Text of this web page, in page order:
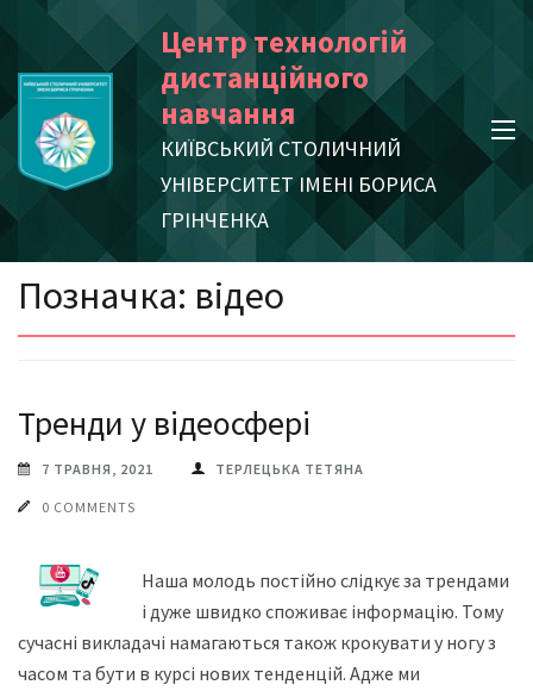
content
(Press
Центр технологій
дистанційного
навчання
КИЇВСЬКИЙ СТОЛИЧНИЙ
УНІВЕРСИТЕТ ІМЕНІ БОРИСА
ГРІНЧЕНКА
Позначка: відео
Тренди у відеосфері
7 ТРАВНЯ, 2021 ТЕРЛЕЦЬКА ТЕТЯНА
0 COMMENTS
Наша молодь постійно слідкує за трендами
і дуже швидко споживає інформацію. Тому
сучасні викладачі намагаються також крокувати у ногу з
часом та бути в курсі нових тенденцій. Адже ми